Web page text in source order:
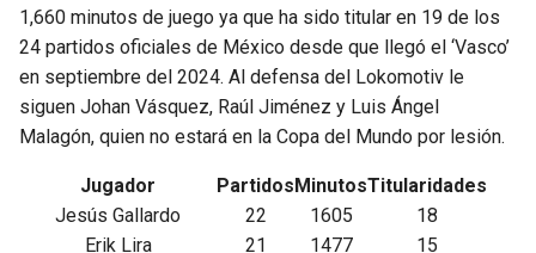
1,660 minutos de juego ya que ha sido titular en 19 de los
24 partidos oficiales de México desde que llegó el ‘Vasco’
en septiembre del 2024. Al defensa del Lokomotiv le
siguen Johan Vásquez, Raúl Jiménez y Luis Ángel
Malagón, quien no estará en la Copa del Mundo por lesión.
Jugador PartidosMinutosTitularidades
Jesús Gallardo
22 1605
18
Erik Lira
21 1477 15